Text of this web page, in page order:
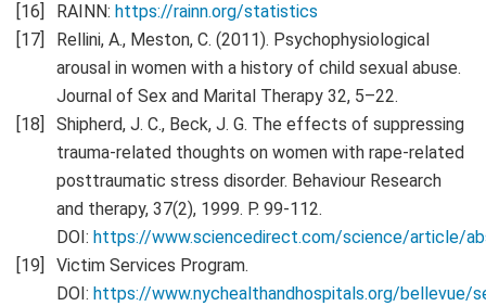
RAINN: https://rainn.org/statistics
Rellini, A., Meston, C. (2011). Psychophysiological
arousal in women with a history of child sexual abuse.
Journal of Sex and Marital Therapy 32, 5–22.
Shipherd, J. C., Beck, J. G. The effects of suppressing
trauma-related thoughts on women with rape-related
posttraumatic stress disorder. Behaviour Research
and therapy, 37(2), 1999. Р. 99-112.
DOI: https://www.sciencedirect.com/science/article/
Victim Services Program.
DOI: https://www.nychealthandhospitals.org/bellevue/